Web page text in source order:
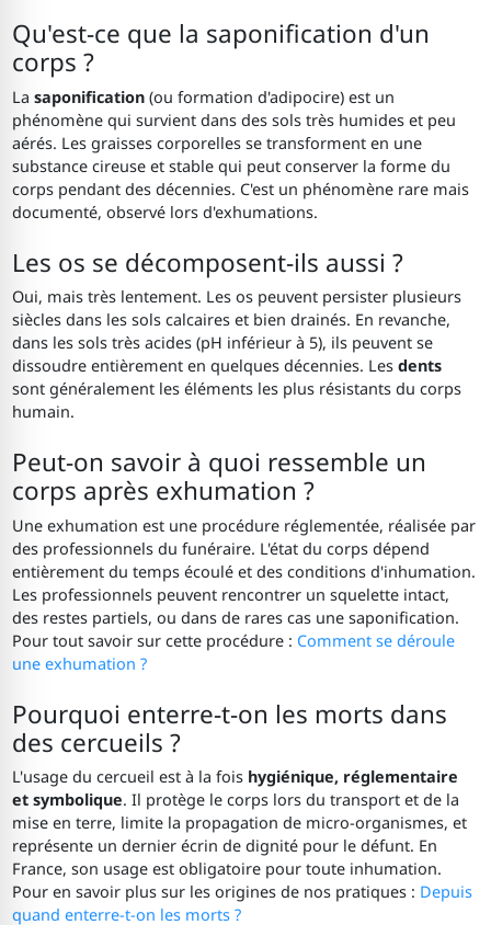
Qu'est-ce que la saponification d'un
corps ?
Lasaponification (ou formation d'adipocire) est un
phénomène qui survient dans des sols très humides et peu
aérés. Les graisses corporelles se transforment en une
substance cireuse et stable qui peut conserver la forme du
corps pendant des décennies. C'est un phénomène rare mais
documenté, observé lors d'exhumations.
Les os se décomposent-ils aussi ?
Oui, mais très lentement. Les os peuvent persister plusieurs
siècles dans les sols calcaires et bien drainés. En revanche,
dans les sols très acides (pH inférieur à 5), ils peuvent se
dissoudre entièrement en quelques décennies. Lesdents
sont généralement les éléments les plus résistants du corps
humain.
Peut-on savoir à quoi ressemble un
corps après exhumation ?
Une exhumation est une procédure réglementée, réalisée par
des professionnels du funéraire. L'état du corps dépend
entièrement du temps écoulé et des conditions d'inhumation.
Les professionnels peuvent rencontrer un squelette intact,
des restes partiels, ou dans de rares cas une saponification.
Pour tout savoir sur cette procédure : Comment se déroule
une exhumation ?
Pourquoi enterre-t-on les morts dans
des cercueils ?
L'usage du cercueil est à la fois hygiénique, réglementaire
et symbolique. Il protège le corps lors du transport et de la
mise en terre, limite la propagation de micro-organismes, et
représente un dernier écrin de dignité pour le défunt. En
France, son usage est obligatoire pour toute inhumation.
Pour en savoir plus sur les origines de nos pratiques : Depuis
quand enterre-t-on les morts ?